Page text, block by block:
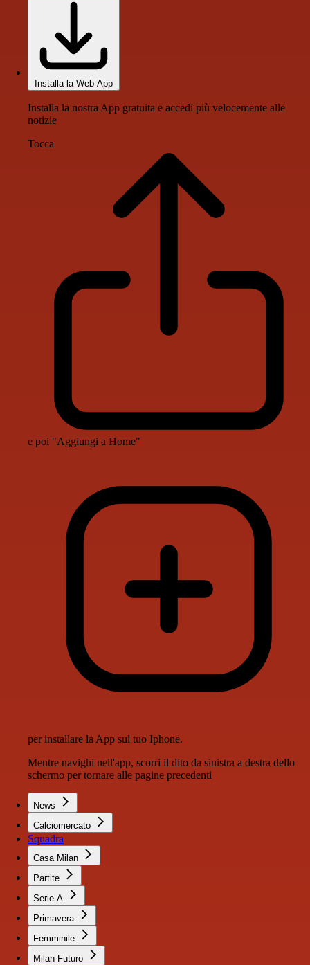
Installa la Web App
Installa la nostra App gratuita e accedi più velocemente alle
notizie
Tocca
e poi "Aggiungi a Home"
per installare la App sul tuo Iphone.
Mentre navighi nell'app, scorri il dito da sinistra a destra dello
schermo per tornare alle pagine precedenti
News
Calciomercato
Squadra
Casa Milan
Partite
Serie A
Primavera
Femminile
Milan Futuro